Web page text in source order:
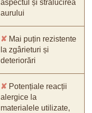
aspectul și strălucirea
aurului
✘ Mai puțin rezistente
la zgârieturi și
deteriorări
✘ Potențiale reacții
alergice la
materialele utilizate,